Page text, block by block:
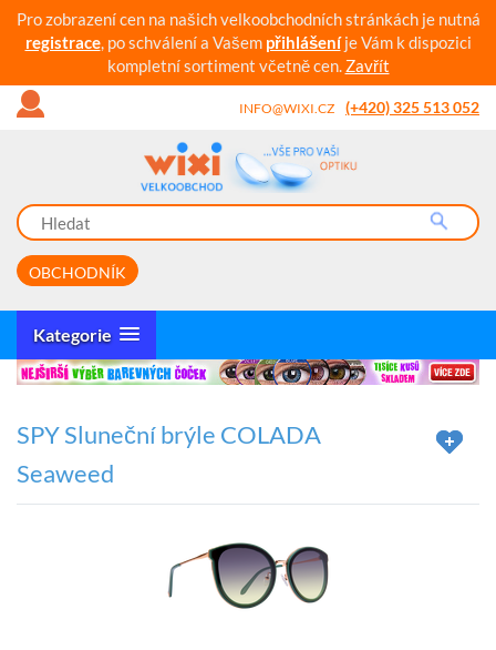
Pro zobrazení cen na našich velkoobchodních stránkách je nutná
registrace, po schválení a Vašem přihlášeníje Vám k dispozici
kompletní sortiment včetně cen. Zavřít
INFO@WIXI.CZ (+420) 325 513 052
OBCHODNÍK
Kategorie
SPY Sluneční brýle COLADA
Seaweed